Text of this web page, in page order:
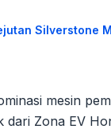
Silverstone
mesin
dari Zona EV